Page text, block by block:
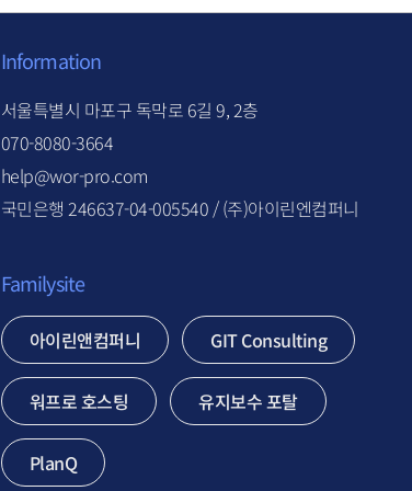
Information
서울특별시 마포구 독막로 6길 9, 2층
070-8080-3664
help@wor-pro.com
국민은행 246637-04-005540 / (주)아이린엔컴퍼니
Familysite
아이린앤컴퍼니 GIT Consulting
워프로 호스팅 유지보수 포탈
PlanQ